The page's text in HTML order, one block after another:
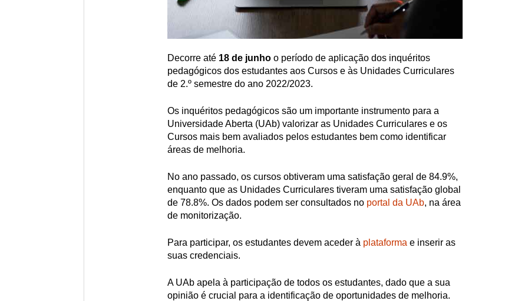
Decorre até 18 de junhoo período de aplicação dos inquéritos
pedagógicos dos estudantes aos Cursos e às Unidades Curriculares
de 2.º semestre do ano 2022/2023.
Os inquéritos pedagógicos são um importante instrumento para a
Universidade Aberta (UAb) valorizar as Unidades Curriculares e os
Cursos mais bem avaliados pelos estudantes bem como identificar
áreas de melhoria.
No ano passado, os cursos obtiveram uma satisfação geral de 84.9%,
enquanto que as Unidades Curriculares tiveram uma satisfação global
de 78.8%. Os dados podem ser consultados no portal da UAb, na área
de monitorização.
Para participar, os estudantes devem aceder à plataforma e inserir as
suas credenciais.
A UAb apela à participação de todos os estudantes, dado que a sua
opinião é crucial para a identificação de oportunidades de melhoria.